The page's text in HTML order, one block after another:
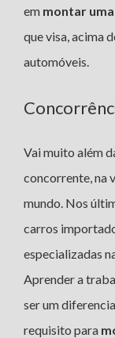
em montar
que visa, acima
automóveis.
Vai muito além
concorrente, na
mundo. Nos
carros
especializadas
Aprender a
ser um
requisito para